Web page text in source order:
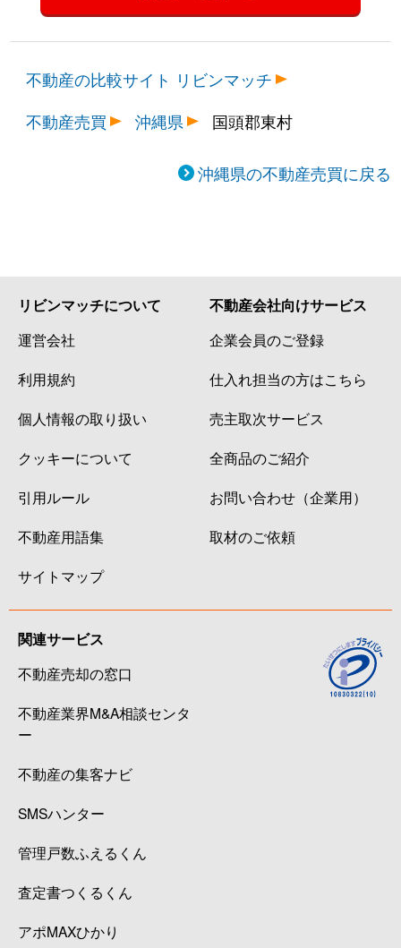
不動産の比較サイト リビンマッチ
不動産売買
沖縄県 国頭郡東村
沖縄県の不動産売買に戻る
リビンマッチについて
運営会社
利用規約
個人情報の取り扱い
クッキーについて
引用ルール
不動産用語集
サイトマップ
不動産会社向けサービス
企業会員のご登録
仕入れ担当の方はこちら
売主取次サービス
全商品のご紹介
お問い合わせ（企業用）
取材のご依頼
関連サービス
不動産売却の窓口
不動産業界M&A相談センタ
ー
不動産の集客ナビ
SMSハンター
管理戸数ふえるくん
査定書つくるくん
アポMAXひかり